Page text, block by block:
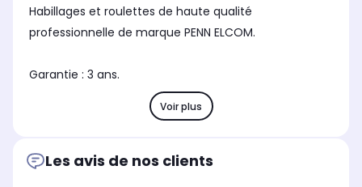
Habillages et roulettes de haute qualité
professionnelle de marque PENN ELCOM.
Garantie : 3 ans.
Voir plus
Les avis de nos clients